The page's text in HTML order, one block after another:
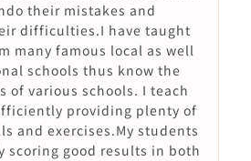
their mistakes and
difficulties.I have taught
many famous local as well
schools thus know the
of various schools. I teach
providing plenty of
and exercises.My students
scoring good results in both